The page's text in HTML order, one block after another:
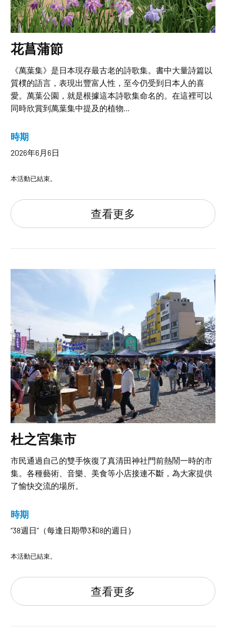
花菖蒲節
《萬葉集》是日本現存最古老的詩歌集。書中大量詩篇以
質樸的語言，表現出豐富人性，至今仍受到日本人的喜
愛。萬葉公園，就是根據這本詩歌集命名的。在這裡可以
同時欣賞到萬葉集中提及的植物...
時期
2026年6月6日
本活動已結束。
查看更多
杜之宮集市
市民通過自己的雙手恢復了真清田神社門前熱鬧一時的市
集。各種藝術、音樂、美食等小店接連不斷，為大家提供
了愉快交流的場所。
時期
“38週日”（每逢日期帶3和8的週日）
本活動已結束。
查看更多